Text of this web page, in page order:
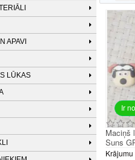
APAVI
LŪKAS
Ir
Maciņš
Suns